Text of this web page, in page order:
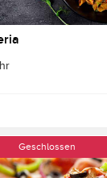
Geschlossen